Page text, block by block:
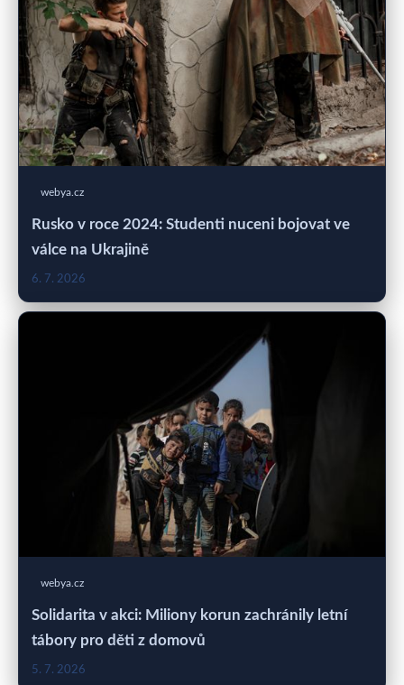
webya.cz
Rusko v roce 2024: Studenti nuceni bojovat ve
válce na Ukrajině
6. 7. 2026
webya.cz
Solidarita v akci: Miliony korun zachránily letní
tábory pro děti z domovů
5. 7. 2026